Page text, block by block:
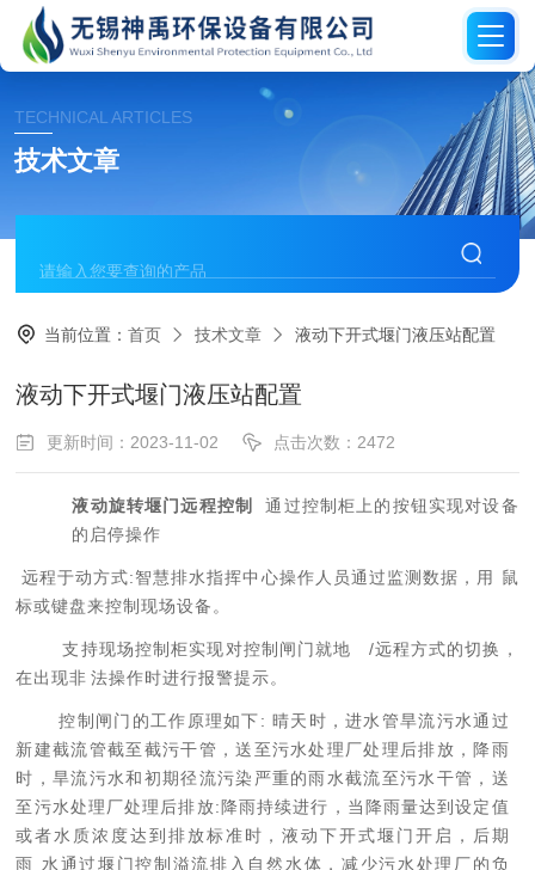
TECHNICAL ARTICLES
技术文章
当前位置：首页 技术文章 液动下开式堰门液压站配置
液动下开式堰门液压站配置
更新时间：2023-11-02 点击次数：2472
液动旋转堰门远程控制
通过控制柜上的按钮实现对设备
的启停操作
远程于动方式:智慧排水指挥中心操作人员通过监测数据，用 鼠
标或键盘来控制现场设备。
支持现场控制柜实现对控制闸门就地
/远程方式的切换，
在出现非法操作时进行报警提示。
控制闸门的工作原理如下: 晴天时，进水管旱流污水通过
新建截流管截至截污干管，送至污水处理厂处理后排放，降雨
时，旱流污水和初期径流污染严重的雨水截流至污水干管，送
至污水处理厂处理后排放:降雨持续进行 ，当降雨量达到设定值
或者水质浓度达到排放标准时，液动下开式堰门开启，后期
雨 水通过堰门控制溢流排入自然水体，减少污水处理厂的负